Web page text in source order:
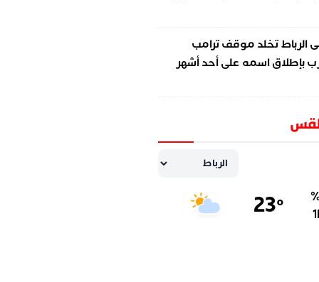
الرباط تخلد موقف ترامب
بإطلاق اسمه على أحد أشهر
1
23°